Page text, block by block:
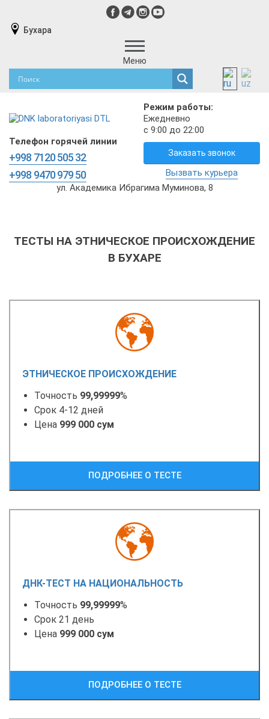
Бухара
Меню
Режим работы:
Ежедневно
с 9:00 до 22:00
Телефон горячей линии
+998 7120 505 32
+998 9470 979 50
Заказать звонок
Вызвать курьера
ул. Академика Ибрагима Муминова, 8
ТЕСТЫ НА ЭТНИЧЕСКОЕ ПРОИСХОЖДЕНИЕ
В БУХАРЕ
ЭТНИЧЕСКОЕ ПРОИСХОЖДЕНИЕ
Точность 99,99999%
Срок 4-12 дней
Цена 999 000 сум
ПОДРОБНЕЕ О ТЕСТЕ
ДНК-ТЕСТ НА НАЦИОНАЛЬНОСТЬ
Точность 99,99999%
Срок 21 день
Цена 999 000 сум
ПОДРОБНЕЕ О ТЕСТЕ